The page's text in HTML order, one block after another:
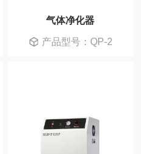
气体净化器
产品型号：QP-2